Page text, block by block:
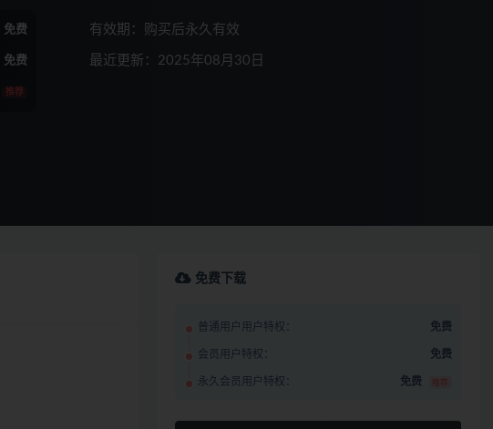
免费
免费
推荐
有效期：购买后永久有效
最近更新：2025年08月30日
免费下载
普通用户用户特权： 免费
会员用户特权： 免费
永久会员用户特权： 免费 推荐